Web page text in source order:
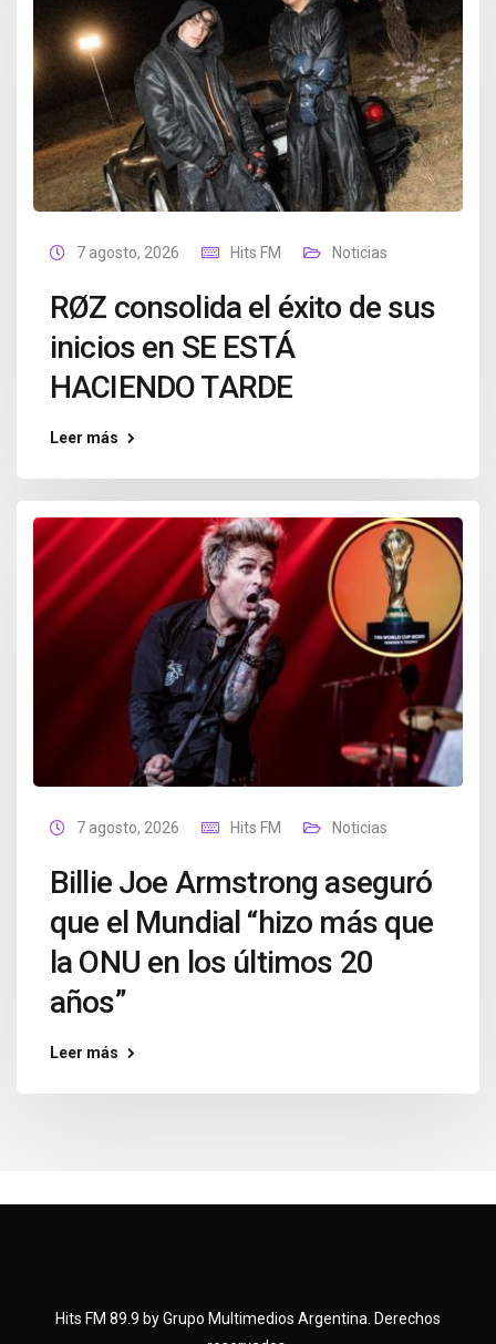
7 agosto, 2026 Hits FM Noticias
RØZ consolida el éxito de sus
inicios en SE ESTÁ
HACIENDO TARDE
Leer más
7 agosto, 2026 Hits FM Noticias
Billie Joe Armstrong aseguró
que el Mundial “hizo más que
la ONU en los últimos 20
años”
Leer más
Hits FM 89.9 by Grupo Multimedios Argentina. Derechos